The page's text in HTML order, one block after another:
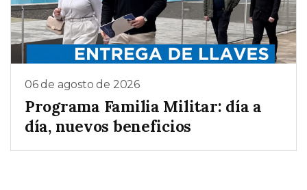
06 de agosto de 2026
Programa Familia Militar: día a
día, nuevos beneficios